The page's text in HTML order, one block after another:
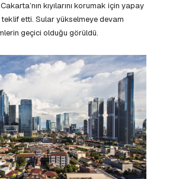
kıyılarını korumak için yapay
etti. Sular yükselmeye devam
geçici olduğu görüldü.